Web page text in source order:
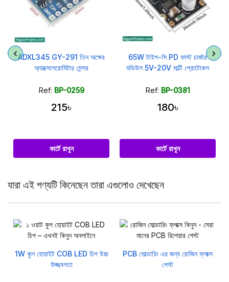
ADXL345 GY-291 তিন অক্ষের
অ্যাক্সেলেরোমিটার সেন্সর
Ref: BP-0259
215৳
কার্টে রাখুন
65W টাইপ-সি PD ফাস্ট চার্জার
মডিউল 5V-20V মাল্টি প্রোটোকল
Ref: BP-0381
180৳
কার্টে রাখুন
যারা এই পণ্যটি কিনেছেন তারা এগুলোও দেখেছেন
1W কুল হোয়াইট COB LED চিপ উচ্চ
উজ্জ্বলতা
PCB সোল্ডারিং এর জন্য রোজিন ফ্লাক্স
পেস্ট